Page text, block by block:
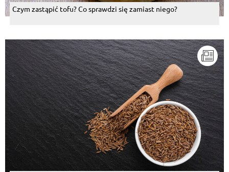
Czym zastąpić tofu? Co sprawdzi się zamiast niego?